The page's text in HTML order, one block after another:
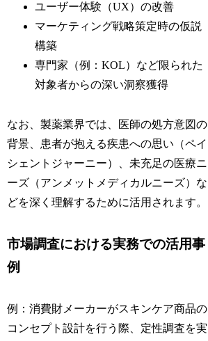
ユーザー体験（UX）の改善
マーケティング戦略策定時の仮説
構築
専門家（例：KOL）など限られた
対象者からの深い洞察獲得
なお、製薬業界では、医師の処方意図の
背景、患者が抱える疾患への思い（ペイ
シェントジャーニー）、未充足の医療ニ
ーズ（アンメットメディカルニーズ）な
どを深く理解するために活用されます。
市場調査における実務での活用事
例
例：消費財メーカーがスキンケア商品の
コンセプト設計を行う際、定性調査を実